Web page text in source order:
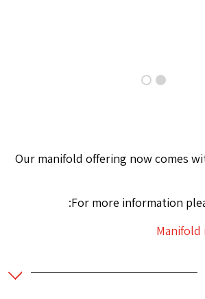
Our manifold offering now comes
For more information